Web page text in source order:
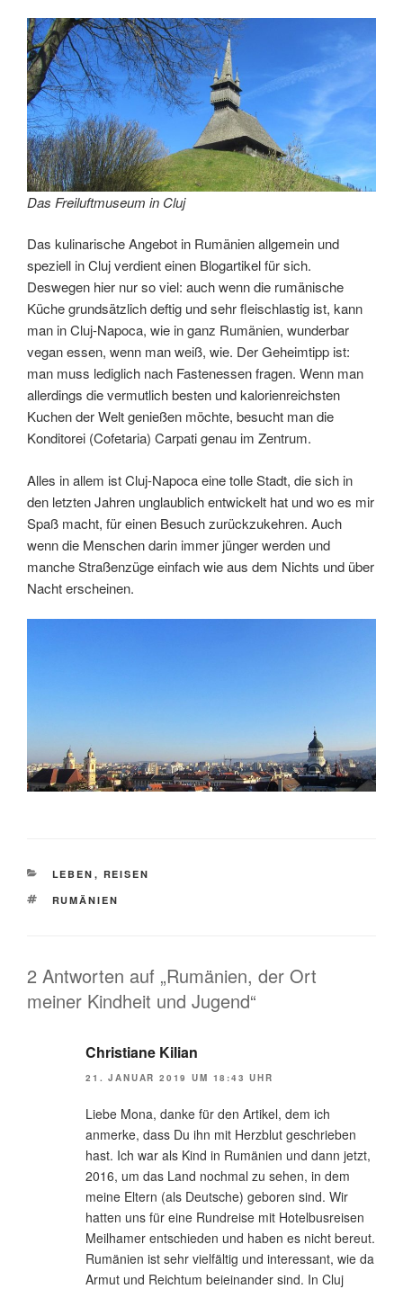
Das Freiluftmuseum in Cluj
Das kulinarische Angebot in Rumänien allgemein und
speziell in Cluj verdient einen Blogartikel für sich.
Deswegen hier nur so viel: auch wenn die rumänische
Küche grundsätzlich deftig und sehr fleischlastig ist, kann
man in Cluj-Napoca, wie in ganz Rumänien, wunderbar
vegan essen, wenn man weiß, wie. Der Geheimtipp ist:
man muss lediglich nach Fastenessen fragen. Wenn man
allerdings die vermutlich besten und kalorienreichsten
Kuchen der Welt genießen möchte, besucht man die
Konditorei (Cofetaria) Carpati genau im Zentrum.
Alles in allem ist Cluj-Napoca eine tolle Stadt, die sich in
den letzten Jahren unglaublich entwickelt hat und wo es mir
Spaß macht, für einen Besuch zurückzukehren. Auch
wenn die Menschen darin immer jünger werden und
manche Straßenzüge einfach wie aus dem Nichts und über
Nacht erscheinen.
KATEGORIEN
LEBEN , REISEN
SCHLAGWÖRTER
RUMÄNIEN
2 Antworten auf „Rumänien, der Ort
meiner Kindheit und Jugend“
Christiane Kilian
21. JANUAR 2019 UM 18:43 UHR
Liebe Mona, danke für den Artikel, dem ich
anmerke, dass Du ihn mit Herzblut geschrieben
hast. Ich war als Kind in Rumänien und dann jetzt,
2016, um das Land nochmal zu sehen, in dem
meine Eltern (als Deutsche) geboren sind. Wir
hatten uns für eine Rundreise mit Hotelbusreisen
Meilhamer entschieden und haben es nicht bereut.
Rumänien ist sehr vielfältig und interessant, wie da
Armut und Reichtum beieinander sind. In Cluj